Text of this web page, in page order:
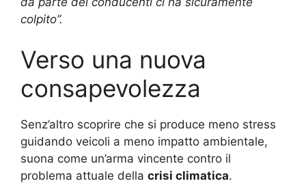
colpito”.
Verso una nuova
consapevolezza
Senz’altro scoprire che si produce meno stress
guidando veicoli a meno impatto ambientale,
suona come un’arma vincente contro il
problema attuale della crisi climatica.